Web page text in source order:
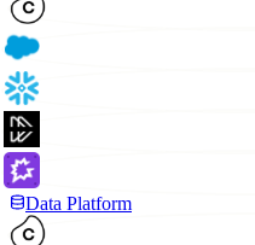
Data Platform